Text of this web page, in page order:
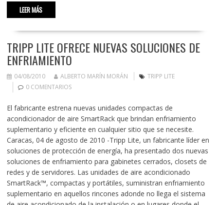
LEER MÁS
TRIPP LITE OFRECE NUEVAS SOLUCIONES DE
ENFRIAMIENTO
04/08/2010 ALBERTO MARÍN MORÁN
TRIPP LITE
0 COMENTARIOS
El fabricante estrena nuevas unidades compactas de
acondicionador de aire SmartRack que brindan enfriamiento
suplementario y eficiente en cualquier sitio que se necesite.
Caracas, 04 de agosto de 2010 -Tripp Lite, un fabricante líder en
soluciones de protección de energía, ha presentado dos nuevas
soluciones de enfriamiento para gabinetes cerrados, closets de
redes y de servidores. Las unidades de aire acondicionado
SmartRack™, compactas y portátiles, suministran enfriamiento
suplementario en aquellos rincones adonde no llega el sistema